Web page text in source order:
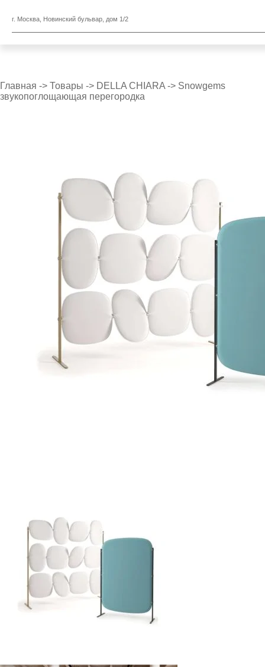
г. Москва, Новинский бульвар, дом 1/2
Главная -> Товары -> DELLA CHIARA -> Snowgems
звукопоглощающая перегородка